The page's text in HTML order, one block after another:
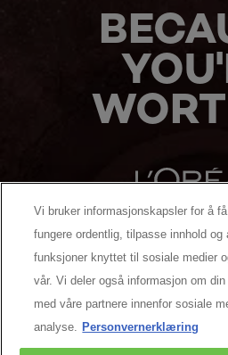
MANUFACTURER/RESPONSIBLE
MER Å UTFORSKE
Vi bruker informasjonskapsler for å
fungere ordentlig, tilpasse innhold og
funksjoner knyttet til sosiale medier
vår. Vi deler også informasjon om
med våre partnere innenfor sosiale
analyse. Personvernerklæring